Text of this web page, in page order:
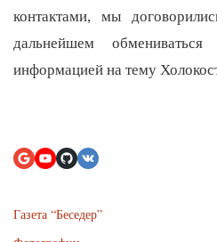
контактами, мы
дальнейшем
информацией на тему
Газета “Беседер”